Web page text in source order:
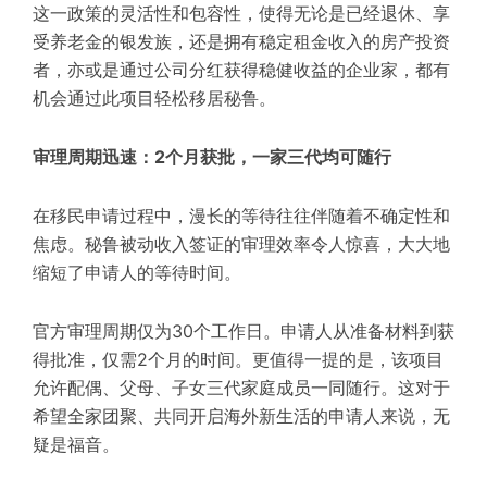
这一政策的灵活性和包容性，使得无论是已经退休、享
受养老金的银发族，还是拥有稳定租金收入的房产投资
者，亦或是通过公司分红获得稳健收益的企业家，都有
机会通过此项目轻松移居秘鲁。
审理周期迅速：2个月获批，一家三代均可随行
在移民申请过程中，漫长的等待往往伴随着不确定性和
焦虑。秘鲁被动收入签证的审理效率令人惊喜，大大地
缩短了申请人的等待时间。
官方审理周期仅为30个工作日。申请人从准备材料到获
得批准，仅需2个月的时间。更值得一提的是，该项目
允许配偶、父母、子女三代家庭成员一同随行。这对于
希望全家团聚、共同开启海外新生活的申请人来说，无
疑是福音。